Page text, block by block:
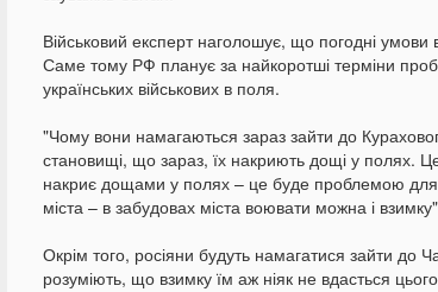
Військовий експерт наголошує, що погодні
Саме тому РФ планує за найкоротші терміни
українських військових в поля.
"Чому вони намагаються зараз зайти до
становищі, що зараз, їх накриють дощі у полях.
накриє дощами у полях – це буде проблемою
міста – в забудовах міста воювати можна і
Окрім того, росіяни будуть намагатися зайти до
розуміють, що взимку їм аж ніяк не вдасться